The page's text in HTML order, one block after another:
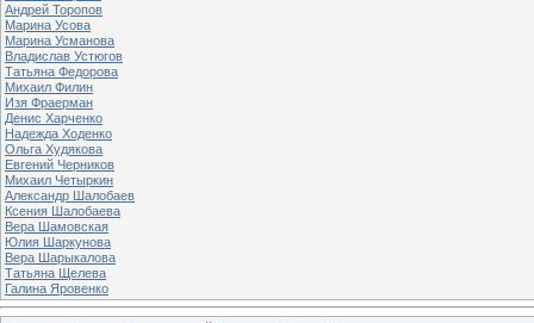
Андрей Торопов
Марина Усова
Марина Усманова
Владислав Устюгов
Татьяна Федорова
Михаил Филин
Изя Фраерман
Денис Харченко
Надежда Ходенко
Ольга Худякова
Евгений Черников
Михаил Четыркин
Александр Шалобаев
Ксения Шалобаева
Вера Шамовская
Юлия Шаркунова
Вера Шарыкалова
Татьяна Щелева
Галина Яровенко